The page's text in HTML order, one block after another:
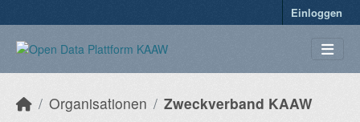
Einloggen
Organisationen Zweckverband KAAW